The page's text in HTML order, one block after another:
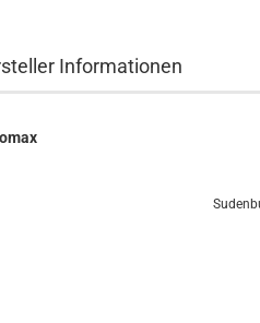
Informationen